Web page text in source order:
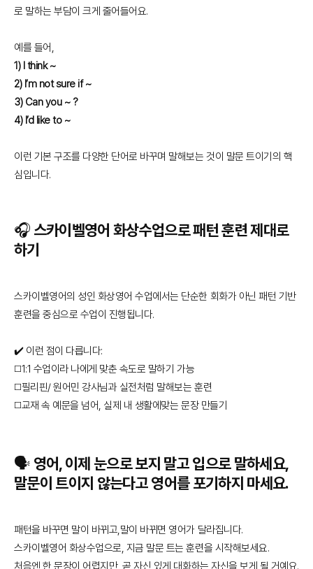
로 말하는 부담이 크게 줄어들어요.
예를 들어,
1) I think ~
2) I’m not sure if ~
3) Can you ~ ?
4) I’d like to ~
이런 기본 구조를 다양한 단어로 바꾸며 말해보는 것이 말문 트이기의 핵
심입니다.
🎧 스카이벨영어 화상수업으로 패턴 훈련 제대로
하기
스카이벨영어의 성인 화상영어 수업에서는 단순한 회화가 아닌 패턴 기반
훈련을 중심으로 수업이 진행됩니다.
✔️ 이런 점이 다릅니다:
◻️1:1 수업이라 나에게 맞춘 속도로 말하기 가능
◻️필리핀/ 원어민 강사님과 실전처럼 말해보는 훈련
◻️교재 속 예문을 넘어, 실제 내 생활에맞는 문장 만들기
🗣️ 영어, 이제 눈으로 보지 말고 입으로 말하세요,
말문이 트이지 않는다고 영어를 포기하지 마세요.
패턴을 바꾸면 말이 바뀌고,말이 바뀌면 영어가 달라집니다.
스카이벨영어 화상수업으로, 지금 말문 트는 훈련을 시작해보세요.
처음엔 한 문장이 어렵지만, 곧 자신 있게 대화하는 자신을 보게 될 거예요.